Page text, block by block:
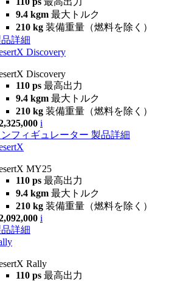
9.4 kgm 最大トルク
210 kg 装備重量（燃料を除く）
詳細
Discovery
Discovery
110 ps 最高出力
9.4 kgm 最大トルク
210 kg 装備重量（燃料を除く）
i
ンフィギュレーター 製品詳細
MY25
110 ps 最高出力
9.4 kgm 最大トルク
210 kg 装備重量（燃料を除く）
i
詳細
Rally
110 ps 最高出力